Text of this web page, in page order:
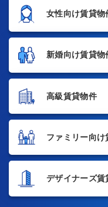
女性向け賃貸物
新婚向け賃貸物
高級賃貸物件
ファミリー向け
デザイナーズ賃